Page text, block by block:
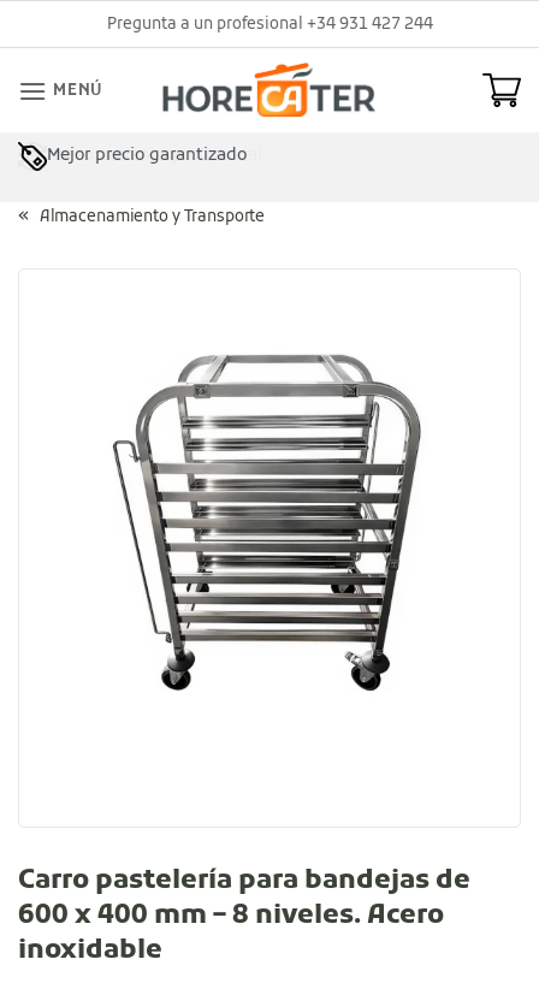
al
Pregunta a un profesional +34 931 427 244
MENÚ
Mejor precio garantizado
Asesoramiento profesional
Almacenamiento y Transporte
Carro pastelería para bandejas de
600 x 400 mm – 8 niveles. Acero
inoxidable